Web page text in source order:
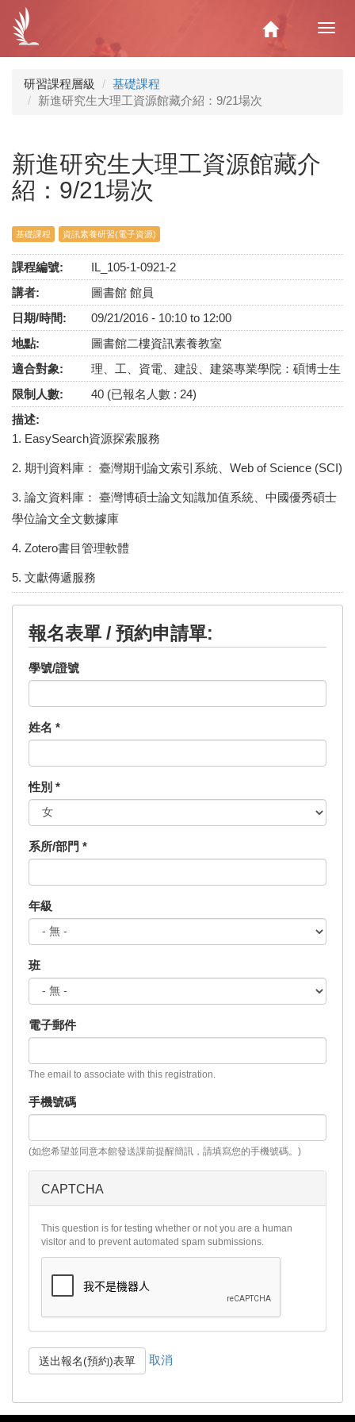
內
Home
研習課程層級
基礎課程
新進研究生大理工資源館藏介紹：9/21場次
新進研究生大理工資源館藏介
紹：9/21場次
基礎課程 資訊素養研習(電子資源)
課程編號:
IL_105-1-0921-2
講者:
圖書館 館員
日期/時間:
09/21/2016 - 10:10 to 12:00
地點:
圖書館二樓資訊素養教室
適合對象:
理、工、資電、建設、建築專業學院：碩博士生
限制人數:
40 (已報名人數 : 24)
描述:
1. EasySearch資源探索服務
2. 期刊資料庫： 臺灣期刊論文索引系統、Web of Science (SCI)
3. 論文資料庫： 臺灣博碩士論文知識加值系統、中國優秀碩士
學位論文全文數據庫
4. Zotero書目管理軟體
5. 文獻傳遞服務
報名表單 / 預約申請單:
學號/證號
姓名 *
性別 *
系所/部門 *
年級
班
電子郵件
The email to associate with this registration.
手機號碼
(如您希望並同意本館發送課前提醒簡訊，請填寫您的手機號碼。)
CAPTCHA
This question is for testing whether or not you are a human
visitor and to prevent automated spam submissions.
送出報名(預約)表單 取消